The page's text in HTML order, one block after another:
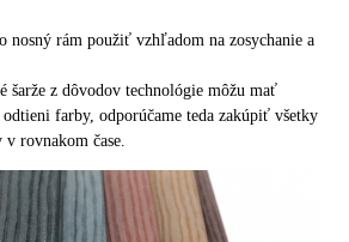
nosný rám použiť vzhľadom na zosychanie a
šarže z dôvodov technológie môžu mať
farby, odporúčame teda zakúpiť všetky
rovnakom čase.